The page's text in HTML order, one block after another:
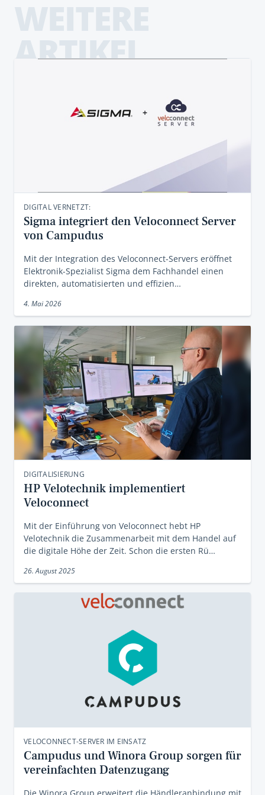
ARTIKEL
DIGITAL VERNETZT:
Sigma integriert den Veloconnect Server
von Campudus
Mit der Integration des Veloconnect-Servers eröffnet
Elektronik-Spezialist Sigma dem Fachhandel einen
direkten, automatisierten und effizien…
4. Mai 2026
DIGITALISIERUNG
HP Velotechnik implementiert
Veloconnect
Mit der Einführung von Veloconnect hebt HP
Velotechnik die Zusammenarbeit mit dem Handel auf
die digitale Höhe der Zeit. Schon die ersten Rü…
26. August 2025
VELOCONNECT-SERVER IM EINSATZ
Campudus und Winora Group sorgen für
vereinfachten Datenzugang